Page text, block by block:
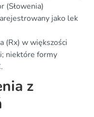
(Słowenia)
jako lek
(Rx) w większości
niektóre formy
z